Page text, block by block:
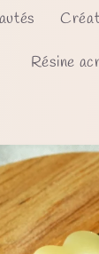
Résine